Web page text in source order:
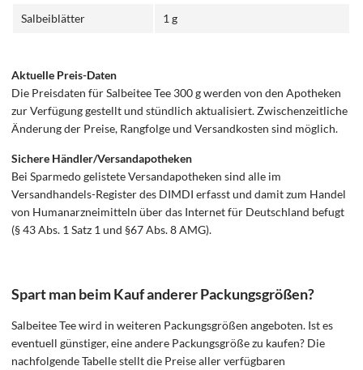
Salbeiblätter 1 g
Aktuelle Preis-Daten
Die Preisdaten für Salbeitee Tee 300 g werden von den Apotheken
zur Verfügung gestellt und stündlich aktualisiert. Zwischenzeitliche
Änderung der Preise, Rangfolge und Versandkosten sind möglich.
Sichere Händler/Versandapotheken
Bei Sparmedo gelistete Versandapotheken sind alle im
Versandhandels-Register des DIMDI erfasst und damit zum Handel
von Humanarzneimitteln über das Internet für Deutschland befugt
(§ 43 Abs. 1 Satz 1 und §67 Abs. 8 AMG).
Spart man beim Kauf anderer Packungsgrößen?
Salbeitee Tee wird in weiteren Packungsgrößen angeboten. Ist es
eventuell günstiger, eine andere Packungsgröße zu kaufen? Die
nachfolgende Tabelle stellt die Preise aller verfügbaren